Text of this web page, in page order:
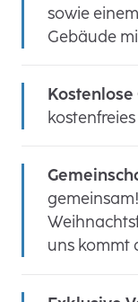
sowie
Gebäude
Kostenlose
uns kommt